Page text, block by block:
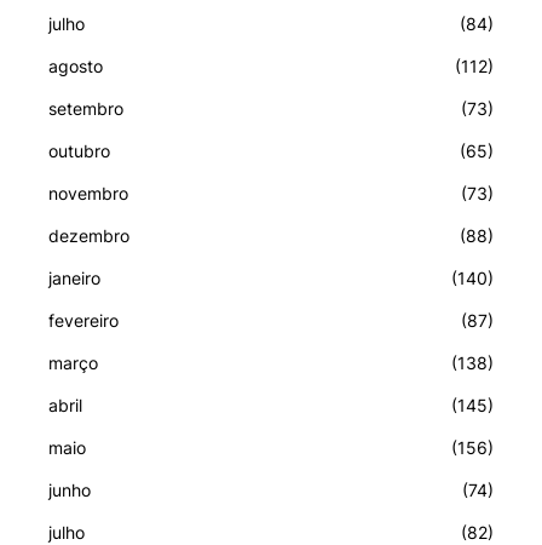
julho (84)
agosto (112)
setembro (73)
outubro (65)
novembro (73)
dezembro (88)
janeiro (140)
fevereiro (87)
março (138)
abril (145)
maio (156)
junho (74)
julho (82)